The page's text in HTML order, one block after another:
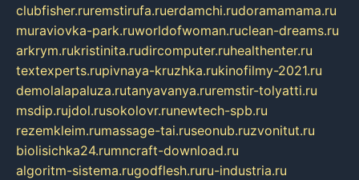
clubfisher.ruremstirufa.ruerdamchi.rudoramamama.ru
muraviovka-park.ruworldofwoman.ruclean-dreams.ru
arkrym.rukristinita.rudircomputer.ruhealthenter.ru
textexperts.rupivnaya-kruzhka.rukinofilmy-2021.ru
demolalapaluza.rutanyavanya.ruremstir-tolyatti.ru
msdip.rujdol.rusokolovr.runewtech-spb.ru
rezemkleim.rumassage-tai.ruseonub.ruzvonitut.ru
biolisichka24.rumncraft-download.ru
algoritm-sistema.rugodflesh.ruru-industria.ru